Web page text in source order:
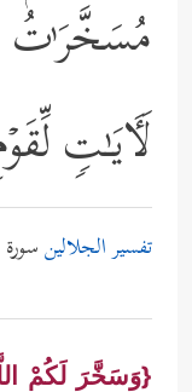
مُسَخَّرَ ٰ⁠تُۢ
لَـَٔایَـٰتࣲ
تفسير الجلالينسورة
{وَسَخَّرَ لَكُمْ